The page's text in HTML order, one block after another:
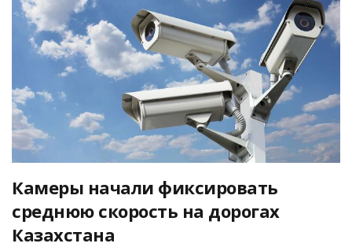
Камеры начали фиксировать
среднюю скорость на дорогах
Казахстана